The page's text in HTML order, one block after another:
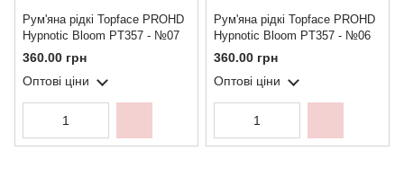
Рум'яна рідкі Topface PROHD
Hypnotic Bloom PT357 - №07
360.00 грн
Оптові ціни
Рум'яна рідкі Topface PROHD
Hypnotic Bloom PT357 - №06
360.00 грн
Оптові ціни